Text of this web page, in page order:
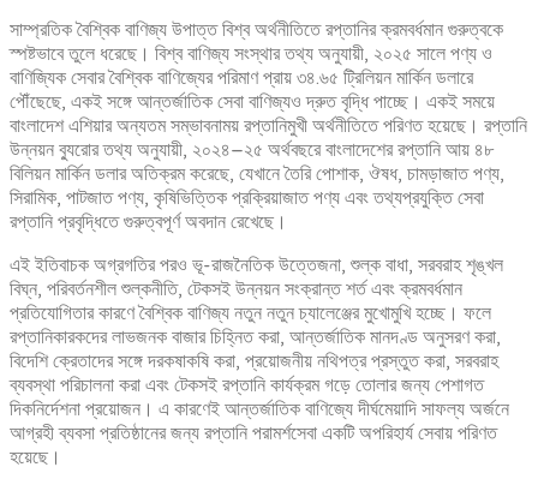
সাম্প্রতিক বৈশ্বিক বাণিজ্য উপাত্ত বিশ্ব অর্থনীতিতে রপ্তানির ক্রমবর্ধমান গুরুত্বকে
স্পষ্টভাবে তুলে ধরেছে। বিশ্ব বাণিজ্য সংস্থার তথ্য অনুযায়ী, ২০২৫ সালে পণ্য ও
বাণিজ্যিক সেবার বৈশ্বিক বাণিজ্যের পরিমাণ প্রায় ৩৪.৬৫ ট্রিলিয়ন মার্কিন ডলারে
পৌঁছেছে, একই সঙ্গে আন্তর্জাতিক সেবা বাণিজ্যও দ্রুত বৃদ্ধি পাচ্ছে। একই সময়ে
বাংলাদেশ এশিয়ার অন্যতম সম্ভাবনাময় রপ্তানিমুখী অর্থনীতিতে পরিণত হয়েছে। রপ্তানি
উন্নয়ন ব্যুরোর তথ্য অনুযায়ী, ২০২৪–২৫ অর্থবছরে বাংলাদেশের রপ্তানি আয় ৪৮
বিলিয়ন মার্কিন ডলার অতিক্রম করেছে, যেখানে তৈরি পোশাক, ঔষধ, চামড়াজাত পণ্য,
সিরামিক, পাটজাত পণ্য, কৃষিভিত্তিক প্রক্রিয়াজাত পণ্য এবং তথ্যপ্রযুক্তি সেবা
রপ্তানি প্রবৃদ্ধিতে গুরুত্বপূর্ণ অবদান রেখেছে।
এই ইতিবাচক অগ্রগতির পরও ভূ-রাজনৈতিক উত্তেজনা, শুল্ক বাধা, সরবরাহ শৃঙ্খল
বিঘ্ন, পরিবর্তনশীল শুল্কনীতি, টেকসই উন্নয়ন সংক্রান্ত শর্ত এবং ক্রমবর্ধমান
প্রতিযোগিতার কারণে বৈশ্বিক বাণিজ্য নতুন নতুন চ্যালেঞ্জের মুখোমুখি হচ্ছে। ফলে
রপ্তানিকারকদের লাভজনক বাজার চিহ্নিত করা, আন্তর্জাতিক মানদণ্ড অনুসরণ করা,
বিদেশি ক্রেতাদের সঙ্গে দরকষাকষি করা, প্রয়োজনীয় নথিপত্র প্রস্তুত করা, সরবরাহ
ব্যবস্থা পরিচালনা করা এবং টেকসই রপ্তানি কার্যক্রম গড়ে তোলার জন্য পেশাগত
দিকনির্দেশনা প্রয়োজন। এ কারণেই আন্তর্জাতিক বাণিজ্যে দীর্ঘমেয়াদি সাফল্য অর্জনে
আগ্রহী ব্যবসা প্রতিষ্ঠানের জন্য রপ্তানি পরামর্শসেবা একটি অপরিহার্য সেবায় পরিণত
হয়েছে।